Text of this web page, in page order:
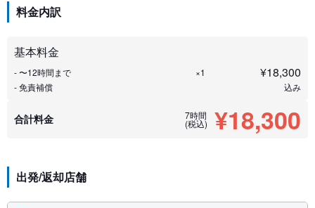
料金内訳
基本料金
- 〜12時間まで ×1 ¥18,300
- 免責補償 込み
合計料金 7時間
(税込) ¥18,300
出発/返却店舗